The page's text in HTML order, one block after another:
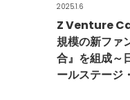
2025.1.6
Z Venture
規模の新ファ
合』を組成～
ールステージ